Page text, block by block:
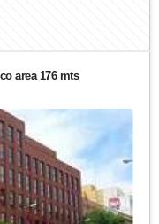
area 176 mts